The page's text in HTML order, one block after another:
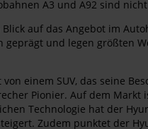
A3 und A92 sind
auf das Angebot im
und legen größten
einem SUV, das seine
Pionier. Auf dem
Technologie hat der
Zudem punktet der